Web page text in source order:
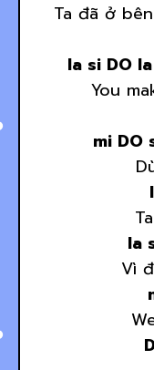
Ta đã ở
la si DO
You
mi DO
la
Vì